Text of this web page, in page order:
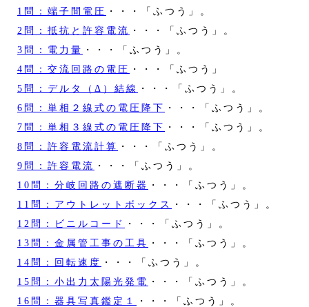
1問：端子間電圧 ・・・「ふつう」。
2問：抵抗と許容電流 ・・・「ふつう」。
3問：電力量 ・・・「ふつう」。
4問：交流回路の電圧 ・・・「ふつう」
5問：デルタ（Δ）結線
・・・「ふつう」。
6問：単相２線式の電圧降下 ・・・「ふつう」。
7問：単相３線式の電圧降下 ・・・「ふつう」。
8問：許容電流計算 ・・・「ふつう」。
9問：許容電流 ・・・「ふつう」。
10問：分岐回路の遮断器
・・・「ふつう」。
11問：アウトレットボックス
・・・「ふつう」。
12問：ビニルコード
・・・「ふつう」。
13問：金属管工事の工具 ・・・「ふつう」。
14問：回転速度 ・・・「ふつう」。
15問：小出力太陽光発電 ・・・「ふつう」。
16問：器具写真鑑定１
・・・「ふつう」。